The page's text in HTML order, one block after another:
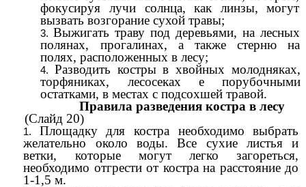
фокусируя лучи солнца, как линзы, могут
вызвать возгорание сухой травы;
Выжигать траву под деревьями, на лесных
полянах, прогалинах, а также стерню на
полях, расположенных в лесу;
Разводить костры в хвойных молодняках,
торфяниках, лесосеках е порубочными
остатками, в местах с подсохшей травой.
Правила разведения костра в лесу
(Слайд 20)
Площадку для костра необходимо выбрать
желательно около воды. Все сухие листья и
ветки, которые могут легко загореться,
необходимо отгрести от костра на расстояние до
1-1,5 м.